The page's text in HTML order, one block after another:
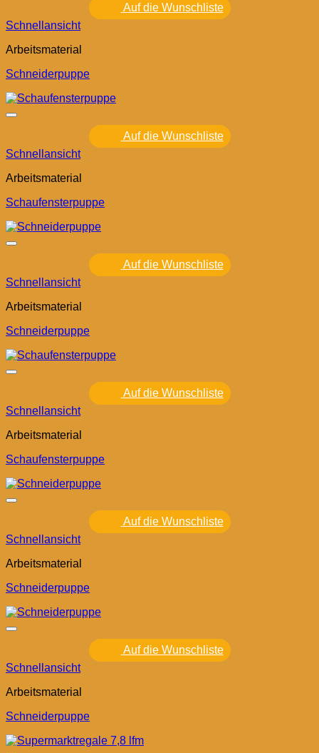
Auf die Wunschliste
Schnellansicht
Arbeitsmaterial
Schneiderpuppe
Auf die Wunschliste
Schnellansicht
Arbeitsmaterial
Schaufensterpuppe
Auf die Wunschliste
Schnellansicht
Arbeitsmaterial
Schneiderpuppe
Auf die Wunschliste
Schnellansicht
Arbeitsmaterial
Schaufensterpuppe
Auf die Wunschliste
Schnellansicht
Arbeitsmaterial
Schneiderpuppe
Auf die Wunschliste
Schnellansicht
Arbeitsmaterial
Schneiderpuppe